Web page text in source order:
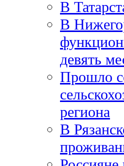
В
В
девять
Прошло
региона
В